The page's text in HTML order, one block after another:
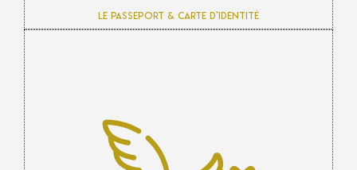
Le passeport & carte d’identité